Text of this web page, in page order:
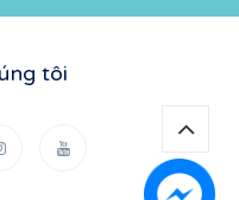
tôi